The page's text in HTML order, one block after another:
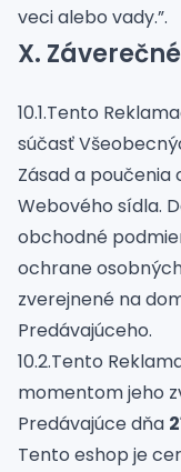
veci alebo vady.”.
X.
10.1.Tento
súčasť
Zásad a
Webového sídla.
obchodné
ochrane
zverejnené na
Predávajúceho.
10.2.Tento
momentom jeho
Predávajúce dňa
Tento eshop je